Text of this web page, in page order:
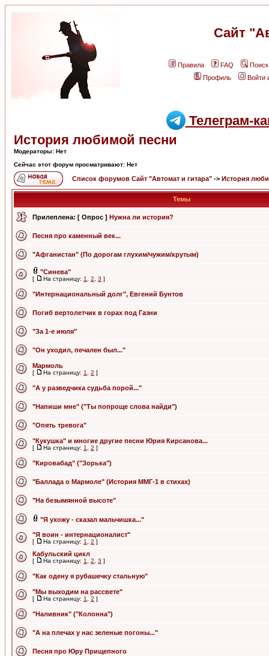
Сайт
Правила FAQ
Поиск
Профиль
Войти
Телеграм-
История любимой песни
Модераторы: Нет
Сейчас этот форум просматривают: Нет
Список форумов Сайт "Автомат и гитара" -> История
Темы
Прилеплена: [ Опрос ] Нужна ли история?
Песня про каменный век...
"Афганистан" (По дорогам глухим/чужим/крутым)
"Синева"
[ На страницу: 1 2 3 ]
"Интернациональный долг", Евгений Бунтов
Погиб вертолетчик в горах под Газни
"За 1-е июля"
"Он уходил, печален был..."
Мармоль
[ На страницу: 1 2 ]
"А у разведчика судьба порой..."
"Напиши мне" ("Ты попроще слова найди")
"Опять тревога"
"Кукушка" и многие другие песни Юрия Кирсанова...
[ На страницу: 1 2 ]
"Кировабад" ("Зорька")
"Баллада о Мармоле" (История ММГ-1 в стихах)
"На безымянной высоте"
"Я ухожу - сказал мальчишка..."
"Я воин - интернационалист"
[ На страницу: 1 2 ]
Кабульский цикл
[ На страницу: 1 2 3 ]
"Как одену я рубашечку стальную"
"Мы выходим на рассвете"
[ На страницу: 1 2 ]
"Наливник" ("Колонна")
"А на плечах у нас зеленые погоны..."
Песня про Юру Прищепного